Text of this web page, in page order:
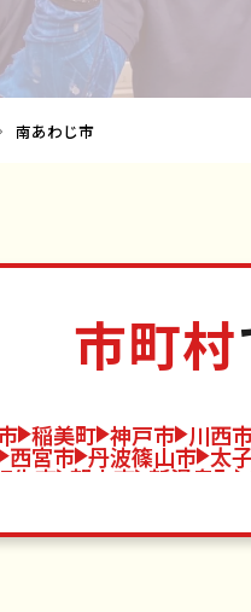
南あわじ市
市町村
稲美町 神戸市 川西
西宮市 丹波篠山市 太
生市 朝来市 新温泉町